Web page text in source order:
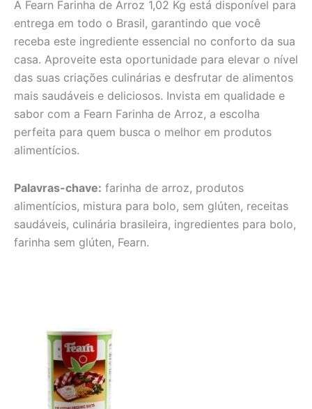
A Fearn Farinha de Arroz 1,02 Kg está disponível para
entrega em todo o Brasil, garantindo que você
receba este ingrediente essencial no conforto da sua
casa. Aproveite esta oportunidade para elevar o nível
das suas criações culinárias e desfrutar de alimentos
mais saudáveis e deliciosos. Invista em qualidade e
sabor com a Fearn Farinha de Arroz, a escolha
perfeita para quem busca o melhor em produtos
alimentícios.
Palavras-chave: farinha de arroz, produtos
alimentícios, mistura para bolo, sem glúten, receitas
saudáveis, culinária brasileira, ingredientes para bolo,
farinha sem glúten, Fearn.